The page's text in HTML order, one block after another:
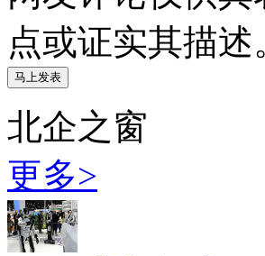
点或证实其描述
北企之窗
更多>